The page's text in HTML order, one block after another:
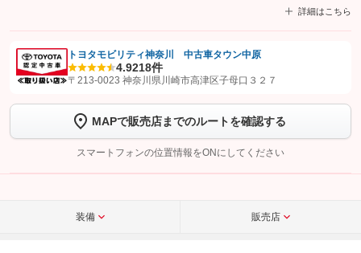
詳細はこちら
【STEP1】認証画面でグーネットを友だち追加してから「許可する」ボタンを押
トーク画面で
ボタンをタップして問い合わせを
完了してください。
こちら
トヨタモビリティ神奈川 中古車タウン中原
4.9218件
〒213-0023 神奈川県川崎市高津区子母口３２７
MAPで販売店までのルートを確認する
スマートフォンの位置情報をONにしてください
装備 販売店